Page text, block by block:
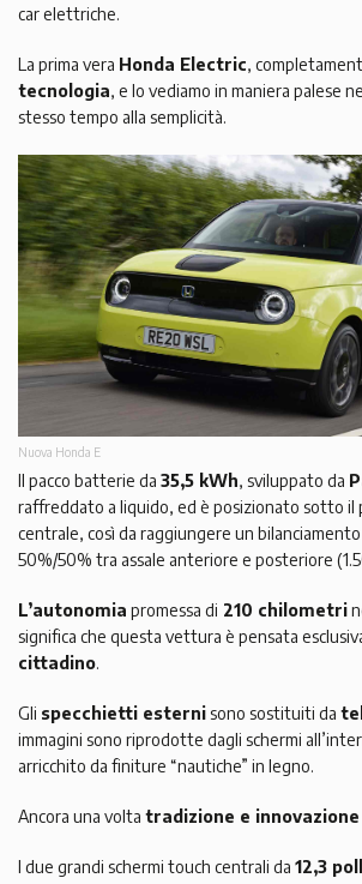
car elettriche.
La prima vera Honda Electric,
tecnologia, e lo vediamo in maniera palese
stesso tempo alla semplicità.
Nuova Honda E
Il pacco batterie da 35,5 kWh, sviluppato da
raffreddato a liquido, ed è posizionato sotto il
centrale, così da raggiungere un
50%/50% tra assale anteriore e posteriore
L’autonomia promessa di 210 chilometri
significa che questa vettura è pensata
cittadino.
Gli specchietti esternisono sostituiti da
immagini sono riprodotte dagli schermi
arricchito da finiture “nautiche” in legno.
Ancora una volta tradizione e innovazione
I due grandi schermi touch centrali da 12,3